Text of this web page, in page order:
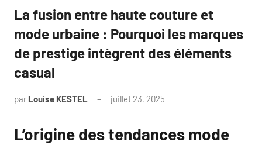
La fusion entre haute couture et
mode urbaine : Pourquoi les marques
de prestige intègrent des éléments
casual
par Louise KESTEL juillet 23, 2025
L’origine des tendances mode